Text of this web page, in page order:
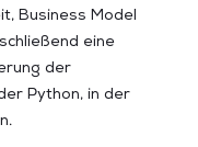
Business Model
eine
der
Python, in der